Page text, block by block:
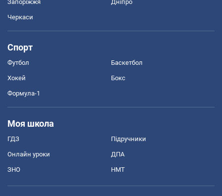
Запоріжжя Дніпро
Черкаси
Спорт
Футбол Баскетбол
Хокей Бокс
Формула-1
Моя школа
ГДЗ Підручники
Онлайн уроки ДПА
ЗНО НМТ